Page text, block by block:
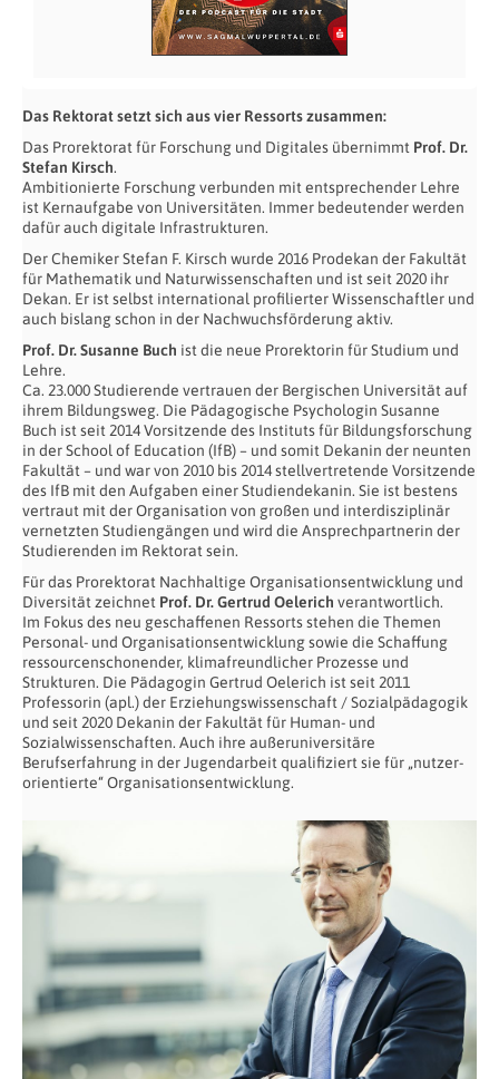
Das Rektorat setzt sich aus vier Ressorts zusammen:
Das Prorektorat für Forschung und Digitales übernimmt Prof. Dr.
Stefan Kirsch.
Ambitionierte Forschung verbunden mit entsprechender Lehre
ist Kernaufgabe von Universitäten. Immer bedeutender werden
dafür auch digitale Infrastrukturen.
Der Chemiker Stefan F. Kirsch wurde 2016 Prodekan der Fakultät
für Mathematik und Naturwissenschaften und ist seit 2020 ihr
Dekan. Er ist selbst international profilierter Wissenschaftler und
auch bislang schon in der Nachwuchsförderung aktiv.
Prof. Dr. Susanne Buch ist die neue Prorektorin für Studium und
Lehre.
Ca. 23.000 Studierende vertrauen der Bergischen Universität auf
ihrem Bildungsweg. Die Pädagogische Psychologin Susanne
Buch ist seit 2014 Vorsitzende des Instituts für Bildungsforschung
in der School of Education (IfB) – und somit Dekanin der neunten
Fakultät – und war von 2010 bis 2014 stellvertretende Vorsitzende
des IfB mit den Aufgaben einer Studiendekanin. Sie ist bestens
vertraut mit der Organisation von großen und interdisziplinär
vernetzten Studiengängen und wird die Ansprechpartnerin der
Studierenden im Rektorat sein.
Für das Prorektorat Nachhaltige Organisationsentwicklung und
Diversität zeichnet Prof. Dr. Gertrud Oelerich verantwortlich.
Im Fokus des neu geschaffenen Ressorts stehen die Themen
Personal- und Organisationsentwicklung sowie die Schaffung
ressourcenschonender, klimafreundlicher Prozesse und
Strukturen. Die Pädagogin Gertrud Oelerich ist seit 2011
Professorin (apl.) der Erziehungswissenschaft / Sozialpädagogik
und seit 2020 Dekanin der Fakultät für Human- und
Sozialwissenschaften. Auch ihre außeruniversitäre
Berufserfahrung in der Jugendarbeit qualifiziert sie für „nutzer-
orientierte“ Organisationsentwicklung.